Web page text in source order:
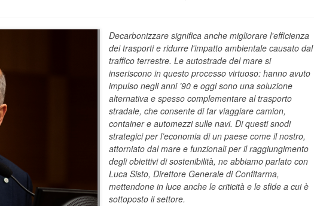
Decarbonizzare significa anche migliorare l'efficienza
dei trasporti e ridurre l'impatto ambientale causato dal
traffico terrestre. Le autostrade del mare si
inseriscono in questo processo virtuoso: hanno avuto
impulso negli anni ’90 e oggi sono una soluzione
alternativa e spesso complementare al trasporto
stradale, che consente di far viaggiare camion,
container e automezzi sulle navi. Di questi snodi
strategici per l’economia di un paese come il nostro,
attorniato dal mare e funzionali per il raggiungimento
degli obiettivi di sostenibilità, ne abbiamo parlato con
Luca Sisto, Direttore Generale di Confitarma,
mettendone in luce anche le criticità e le sfide a cui è
sottoposto il settore.